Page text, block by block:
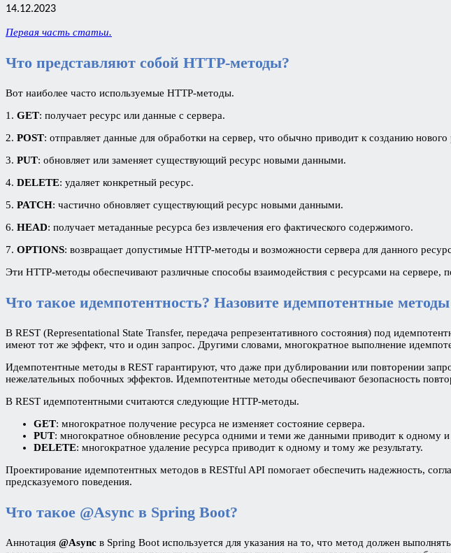
14.12.2023
Первая часть статьи.
Что представляют собой HTTP-методы?
Вот наиболее часто используемые HTTP-методы.
1. GET: получает ресурс или данные с сервера.
2. POST: отправляет данные для обработки на сервер, что обычно приводит к созданию нового
3. PUT: обновляет или заменяет существующий ресурс новыми данными.
4. DELETE: удаляет конкретный ресурс.
5. PATCH: частично обновляет существующий ресурс новыми данными.
6. HEAD: получает метаданные ресурса без извлечения его фактического содержимого.
7. OPTIONS: возвращает допустимые HTTP-методы и возможности сервера для данного
Эти HTTP-методы обеспечивают различные способы взаимодействия с ресурсами на сервере,
Что такое идемпотентность? Назовите идемпотентные методы
В REST (Representational State Transfer, передача репрезентативного состояния) под
имеют тот же эффект, что и один запрос. Другими словами, многократное выполнение
Идемпотентные методы в REST гарантируют, что даже при дублировании или повторении
нежелательных побочных эффектов. Идемпотентные методы обеспечивают безопасность
В REST идемпотентными считаются следующие HTTP-методы.
GET: многократное получение ресурса не изменяет состояние сервера.
PUT: многократное обновление ресурса одними и теми же данными приводит к одному и
DELETE: многократное удаление ресурса приводит к одному и тому же результату.
Проектирование идемпотентных методов в RESTful API помогает обеспечить надежность,
предсказуемого поведения.
Что такое @Async в Spring Boot?
Аннотация @Async в Spring Boot используется для указания на то, что метод должен